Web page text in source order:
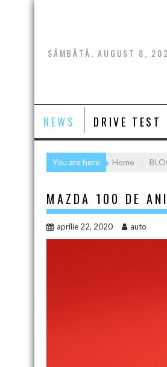
Skip
SÂMBĂTĂ, AUGUST 8,
NEWS DRIVE TEST
You are here Home
MAZDA 100 DE
aprilie 22, 2020 auto